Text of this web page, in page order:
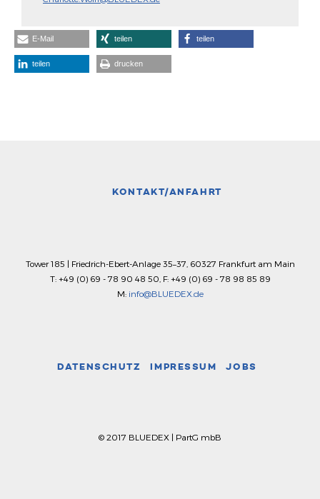
E-Mail teilen teilen
teilen drucken
KONTAKT/ANFAHRT
Tower 185 | Friedrich-Ebert-Anlage 35–37 60327 Frankfurt am Main
T: +49 (0) 69 - 78 90 48 50 F: +49 (0) 69 - 78 98 85 89
M: info@BLUEDEX.de
DATENSCHUTZ IMPRESSUM JOBS
© 2017 BLUEDEX | PartG mbB